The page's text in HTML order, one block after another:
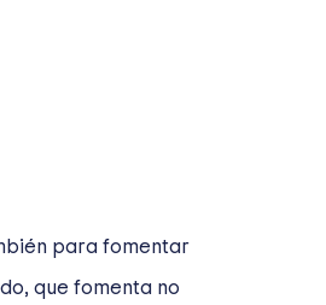
para fomentar
que fomenta no